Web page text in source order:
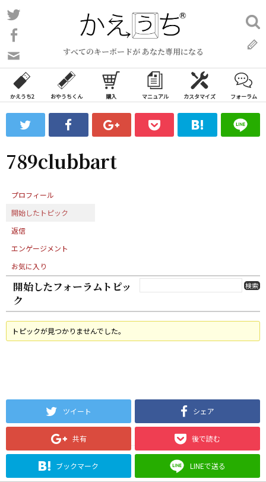
コ
ン
ン
ツ
ス
ッ
プ
すべてのキーボードが あなた専用になる
い
合
わ
フ
ォ
ム
検
索:
かえうち2 おやうちくん 購入 マニュアル カスタマイズ フォーラム
789clubbart
プロフィール
開始したトピック
返信
エンゲージメント
お気に入り
開始したフォーラムトピッ
ク
トピックが見つかりませんでした。
ツイート シェア
共有 後で読む
ブックマーク LINEで送る